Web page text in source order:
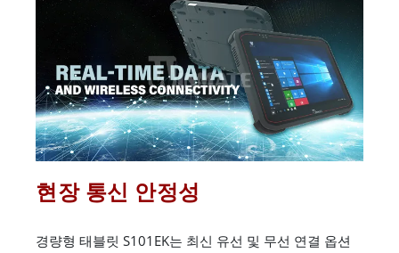
현장 통신 안정성
경량형 태블릿 S101EK는 최신 유선 및 무선 연결 옵션